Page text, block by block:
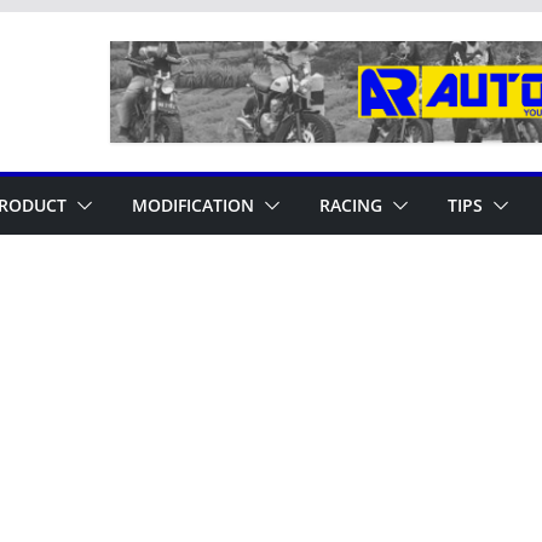
MODIFICATION RACING TIPS